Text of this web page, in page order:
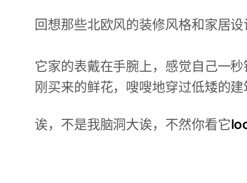
回想那些北欧风的装修风格和家居
它家的表戴在手腕上，感觉自己一
刚买来的鲜花，嗖嗖地穿过低矮的建
诶，不是我脑洞大诶，不然你看它